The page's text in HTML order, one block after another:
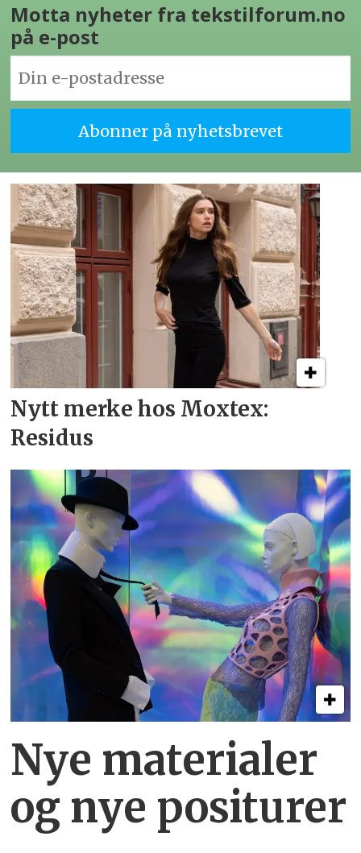
Motta nyheter fra tekstilforum.no
på e-post
Nytt merke hos Moxtex:
Residus
Nye materialer
og nye positurer